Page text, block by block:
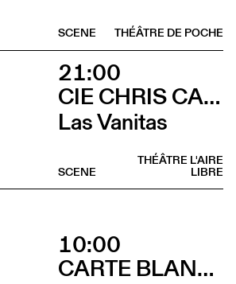
THÉÂTRE DE POCHE
SCENE
21:00
CIE CHRIS CADILLAC / MARION DUVAL & FLORIAN LEDUC
Las Vanitas
THÉÂTRE L'AIRE
LIBRE
SCENE
10:00
CARTE BLANCHE À ALBERTINE & GERMANO ZULLO